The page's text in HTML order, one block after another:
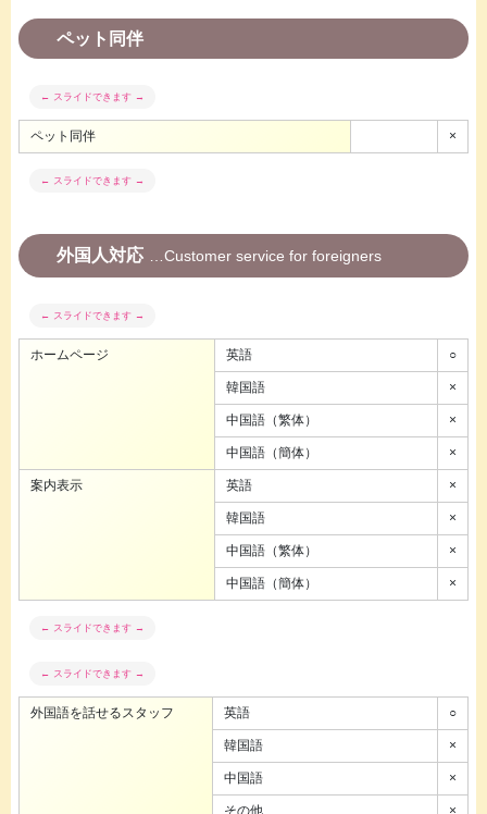
ペット同伴
ペット同伴 ×
外国人対応 Customer service for foreigners
ホームページ 英語 ○
韓国語 ×
中国語（繁体） ×
中国語（簡体） ×
案内表示 英語 ×
韓国語 ×
中国語（繁体） ×
中国語（簡体） ×
外国語を話せるスタッフ 英語 ○
韓国語 ×
中国語 ×
その他 ×